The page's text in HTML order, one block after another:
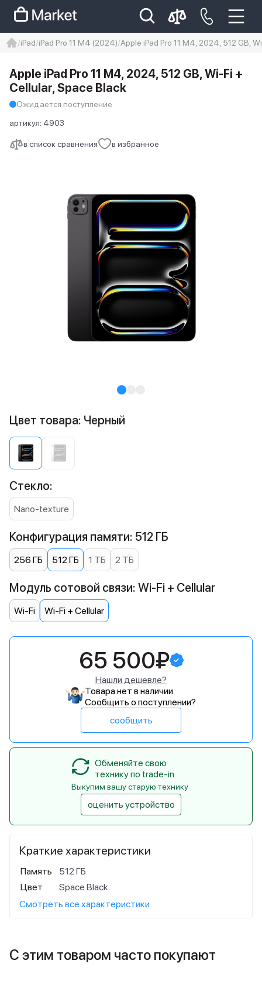
Iphone 14 pro max
айфон 14
iPad iPad Pro 11 M4 (2024) Apple iPad Pro 11 M4, 2024, 512 GB,
в список сравнения в избранное
Apple iPad Pro 11 M4, 2024, 512 GB, Wi-Fi +
Cellular, Space Black
Ожидается поступление
артикул: 4903
Краткие характеристики
Память
512 ГБ
Цвет
Space Black
Смотреть все характеристики
Цвет товара: Черный
Стекло:
Nano-texture
Конфигурация памяти: 512 ГБ
256 ГБ 512 ГБ 1 ТБ 2 ТБ
Модуль сотовой связи: Wi-Fi + Cellular
Wi-Fi Wi-Fi + Cellular
65 500₽
Нашли дешевле?
Товара нет в наличии.
Сообщить о поступлении?
сообщить
Обменяйте свою
технику по trade-in
Выкупим вашу старую технику
оценить устройство
С этим товаром часто покупают